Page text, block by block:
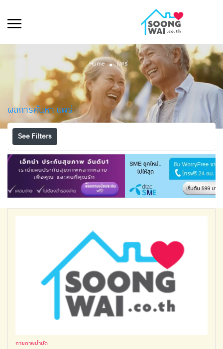
Home แพร่
ผลการค้นหา แพร่
See Filters
กายภาพบำบัด